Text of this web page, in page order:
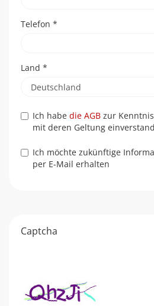
Telefon *
Land *
Ich habe die AGB zur
mit deren Geltung
Ich möchte zukünftige
per E-Mail erhalten
Captcha